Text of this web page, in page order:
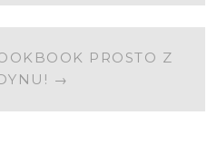
PROSTO Z
→